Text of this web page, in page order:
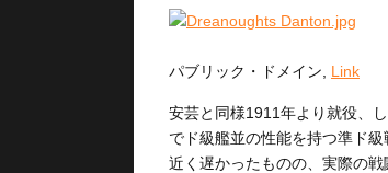
パブリック・ドメイン, Link
安芸と同様1911年より就役、
でド級艦並の性能を持つ準ド
近く遅かったものの、実際の戦